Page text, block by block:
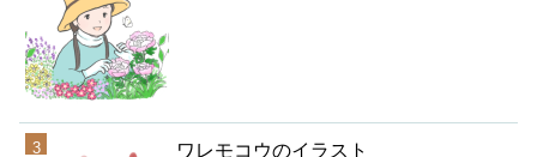
ワレモコウのイラスト